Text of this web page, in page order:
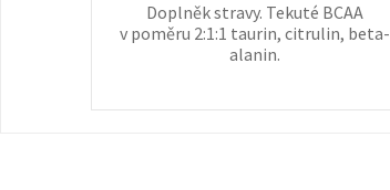
Doplněk stravy. Tekuté BCAA
v poměru 2:1:1 taurin, citrulin, beta-
alanin.